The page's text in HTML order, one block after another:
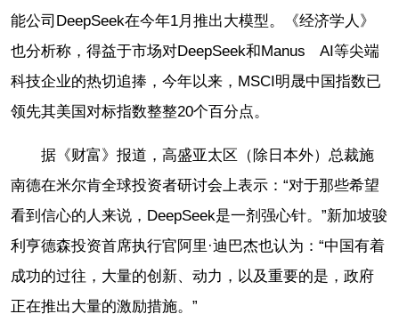
能公司DeepSeek在今年1月推出大模型。《经济学人》
也分析称，得益于市场对DeepSeek和Manus AI等尖端
科技企业的热切追捧，今年以来，MSCI明晟中国指数已
领先其美国对标指数整整20个百分点。
据《财富》报道，高盛亚太区（除日本外）总裁施
南德在米尔肯全球投资者研讨会上表示：“对于那些希望
看到信心的人来说，DeepSeek是一剂强心针。”新加坡骏
利亨德森投资首席执行官阿里·迪巴杰也认为：“中国有着
成功的过往，大量的创新、动力，以及重要的是，政府
正在推出大量的激励措施。”